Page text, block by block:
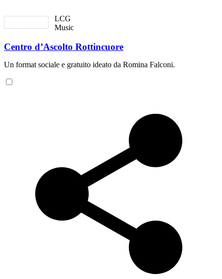
LCG
Music
Centro d’Ascolto Rottincuore
Un format sociale e gratuito ideato da Romina Falconi.